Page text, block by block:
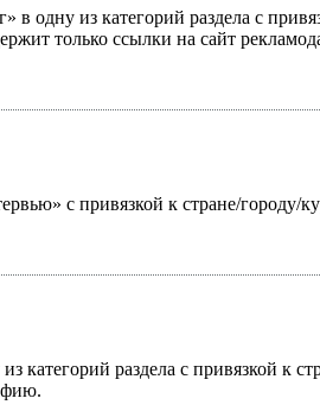
в одну из категорий раздела с
только ссылки на сайт
с привязкой к стране/
категорий раздела с привязкой к